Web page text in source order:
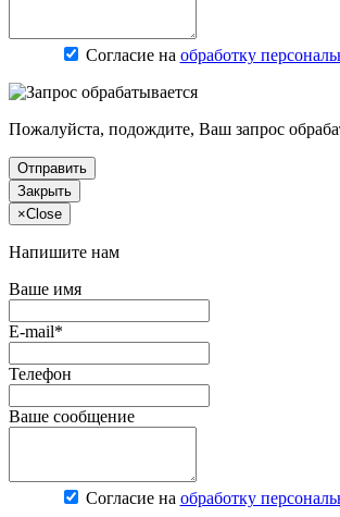
Согласие на обработку
Пожалуйста, подождите, Ваш запрос
Отправить
Закрыть
×Close
Напишите нам
Ваше имя
E-mail*
Телефон
Ваше сообщение
Согласие на обработку